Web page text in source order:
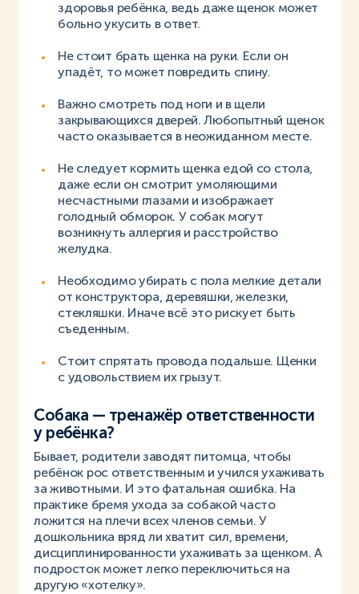
здоровья ребёнка, ведь даже щенок может
больно укусить в ответ.
Не стоит брать щенка на руки. Если он
упадёт, то может повредить спину.
Важно смотреть под ноги и в щели
закрывающихся дверей. Любопытный щенок
часто оказывается в неожиданном месте.
Не следует кормить щенка едой со стола,
даже если он смотрит умоляющими
несчастными глазами и изображает
голодный обморок. У собак могут
возникнуть аллергия и расстройство
желудка.
Необходимо убирать с пола мелкие детали
от конструктора, деревяшки, железки,
стекляшки. Иначе всё это рискует быть
съеденным.
Стоит спрятать провода подальше. Щенки
с удовольствием их грызут.
Собака — тренажёр ответственности
у ребёнка?
Бывает, родители заводят питомца, чтобы
ребёнок рос ответственным и учился ухаживать
за животными. И это фатальная ошибка. На
практике бремя ухода за собакой часто
ложится на плечи всех членов семьи. У
дошкольника вряд ли хватит сил, времени,
дисциплинированности ухаживать за щенком. А
подросток может легко переключиться на
другую «хотелку».